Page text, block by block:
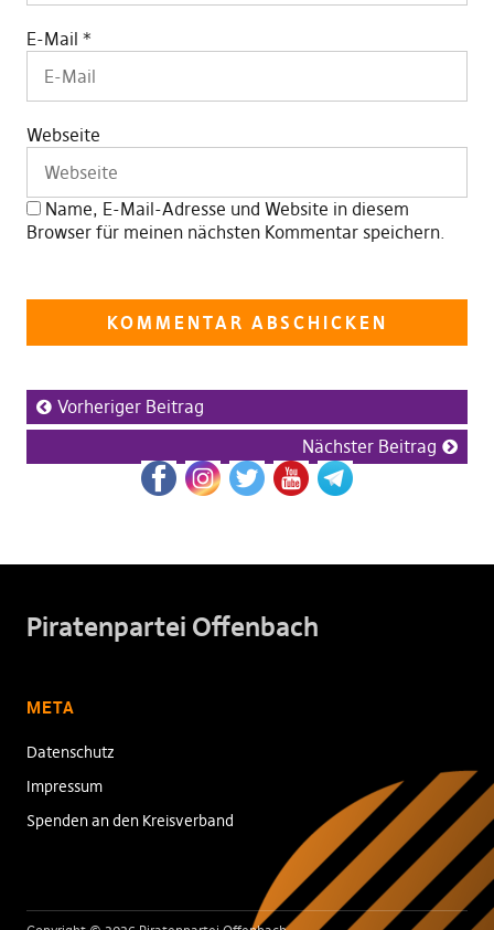
E-Mail *
Webseite
Name, E-Mail-Adresse und Website in diesem
Browser für meinen nächsten Kommentar speichern.
Vorheriger Beitrag
Nächster Beitrag
Piratenpartei Offenbach
META
Datenschutz
Impressum
Spenden an den Kreisverband